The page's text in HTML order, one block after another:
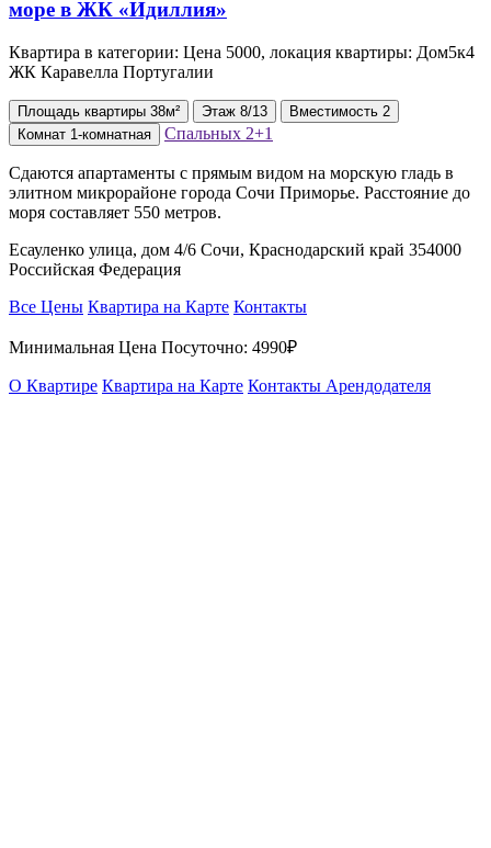
Квартира в категории: Цена 5000, локация квартиры: Дом5к4
ЖК Каравелла Португалии
Площадь квартиры 38м² Этаж 8/13 Вместимость 2
Комнат 1-комнатная Спальных 2+1
Сдаются апартаменты с прямым видом на морскую гладь в
элитном микрорайоне города Сочи Приморье. Расстояние до
моря составляет 550 метров.
Есауленко улица, дом 4/6 Сочи, Краснодарский край 354000
Российская Федерация
Все Цены Квартира на Карте Контакты
Минимальная Цена Посуточно: 4990₽
О Квартире Квартира на Карте Контакты Арендодателя